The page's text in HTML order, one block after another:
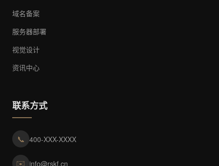
域名备案
服务器部署
视觉设计
资讯中心
联系方式
📞 400-XXX-XXXX
✉️ info@rskf.cn